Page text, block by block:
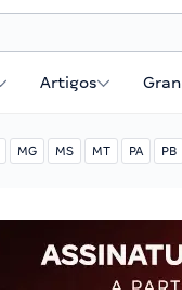
Artigos
MG MS MT PA PB